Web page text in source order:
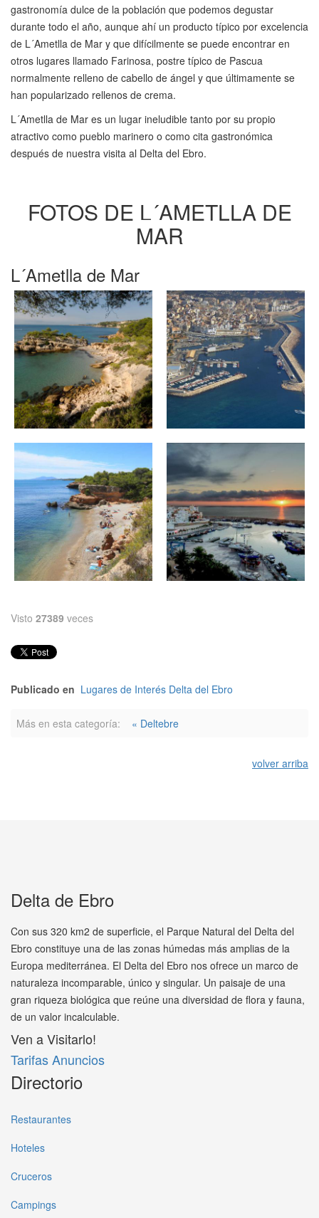
gastronomía dulce de la población que podemos degustar
durante todo el año, aunque ahí un producto típico por excelencia
de L´Ametlla de Mar y que difícilmente se puede encontrar en
otros lugares llamado Farinosa, postre típico de Pascua
normalmente relleno de cabello de ángel y que últimamente se
han popularizado rellenos de crema.
L´Ametlla de Mar es un lugar ineludible tanto por su propio
atractivo como pueblo marinero o como cita gastronómica
después de nuestra visita al Delta del Ebro.
FOTOS DE L´AMETLLA DE
MAR
L´Ametlla de Mar
Visto 27389 veces
Publicado en Lugares de Interés Delta del Ebro
Más en esta categoría: « Deltebre
volver arriba
Delta de Ebro
Con sus 320 km2 de superficie, el Parque Natural del Delta del
Ebro constituye una de las zonas húmedas más amplias de la
Europa mediterránea. El Delta del Ebro nos ofrece un marco de
naturaleza incomparable, único y singular. Un paisaje de una
gran riqueza biológica que reúne una diversidad de flora y fauna,
de un valor incalculable.
Ven a Visitarlo!
Tarifas Anuncios
Directorio
Restaurantes
Hoteles
Cruceros
Campings